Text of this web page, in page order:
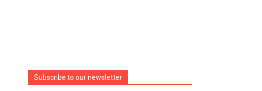
Subscribe to our newsletter